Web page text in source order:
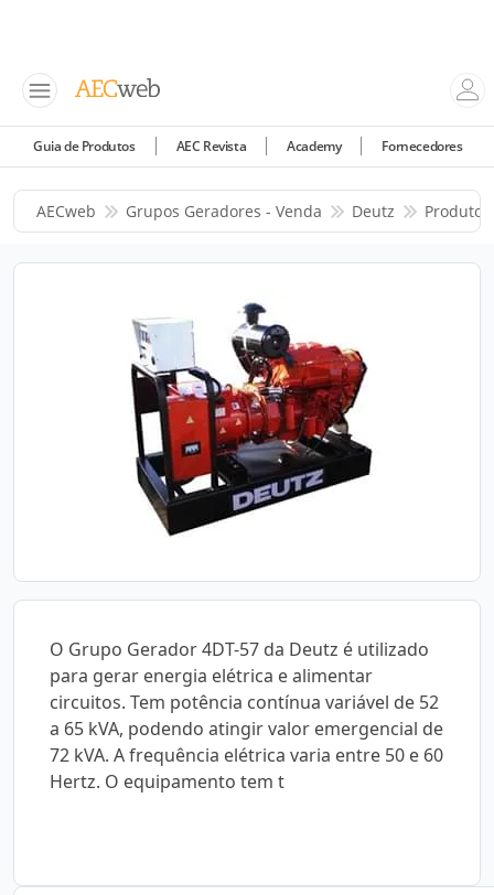
Guia de Produtos AEC Revista Academy Fornecedores
AECweb Grupos Geradores - Venda Deutz Produtos
O Grupo Gerador 4DT-57 da Deutz é utilizado
para gerar energia elétrica e alimentar
circuitos. Tem potência contínua variável de 52
a 65 kVA, podendo atingir valor emergencial de
72 kVA. A frequência elétrica varia entre 50 e 60
Hertz. O equipamento tem t